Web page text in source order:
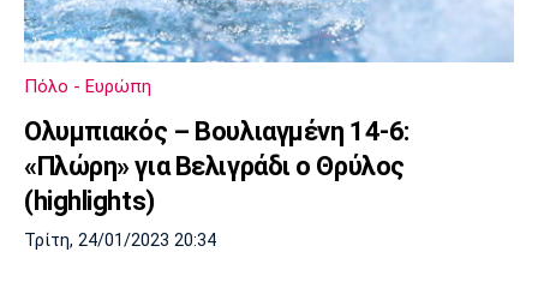
Πόλο - Ευρώπη
Ολυμπιακός – Βουλιαγμένη 14-6:
«Πλώρη» για Βελιγράδι ο Θρύλος
(highlights)
Τρίτη, 24/01/2023 20:34